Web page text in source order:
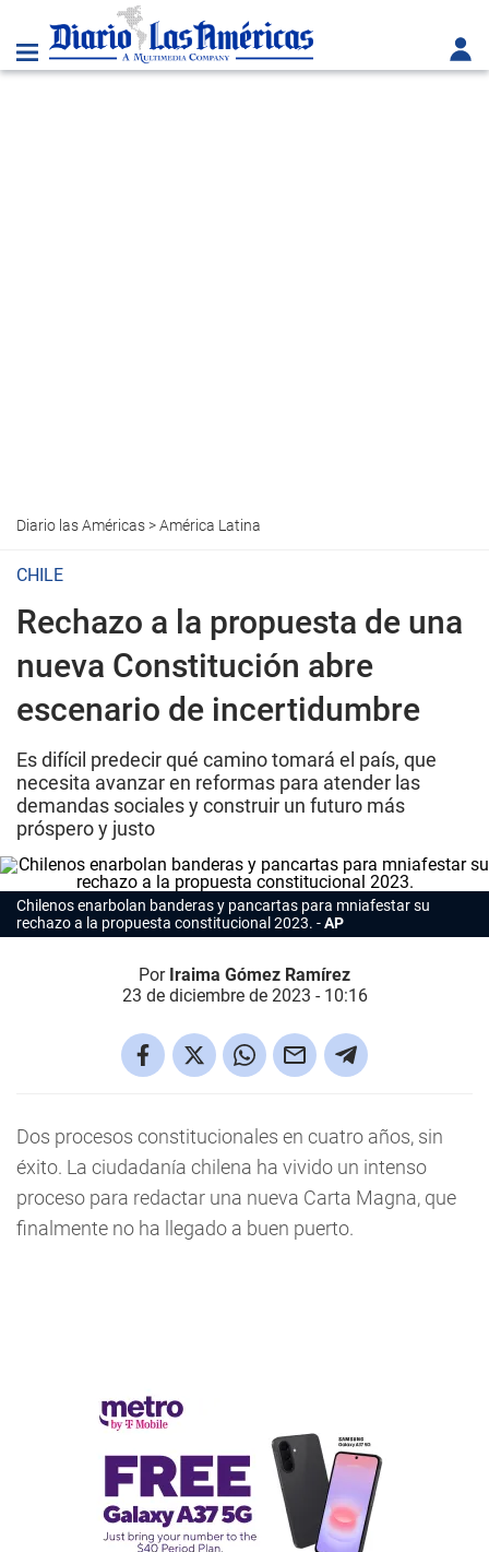
Diario las Américas>América Latina
CHILE
Rechazo a la propuesta de una
nueva Constitución abre
escenario de incertidumbre
Es difícil predecir qué camino tomará el país, que
necesita avanzar en reformas para atender las
demandas sociales y construir un futuro más
próspero y justo
Chilenos enarbolan banderas y pancartas para mniafestar su
rechazo a la propuesta constitucional 2023.
AP
Por Iraima Gómez Ramírez
23 de diciembre de 2023 - 10:16
Dos procesos constitucionales en cuatro años, sin
éxito. La ciudadanía chilena ha vivido un intenso
proceso para redactar una nueva Carta Magna, que
finalmente no ha llegado a buen puerto.